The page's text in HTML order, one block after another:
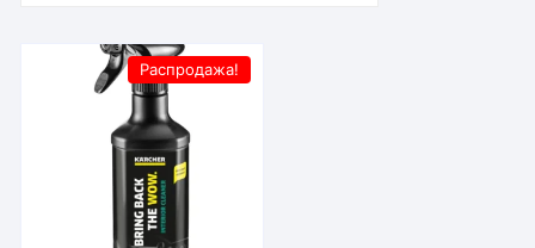
Распродажа!